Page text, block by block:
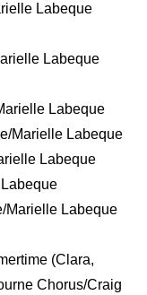
Labeque
Labeque
Labeque
Marielle Labeque
Labeque
Marielle Labeque
(Clara,
Chorus/Craig